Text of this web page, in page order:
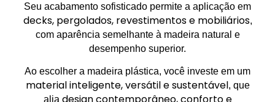
Seu acabamento sofisticado permite a aplicação em
decks, pergolados, revestimentos e mobiliários,
com aparência semelhante à madeira natural e
desempenho superior.
Ao escolher a madeira plástica, você investe em um
material inteligente, versátil e sustentável, que
alia